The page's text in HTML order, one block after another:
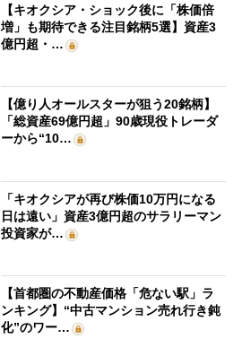
【キオクシア・ショック後に「株価倍
増」も期待できる注目銘柄5選】資産3
億円超・…
【億り人オールスターが狙う20銘柄】
「総資産69億円超」90歳現役トレーダ
ーから“10…
「キオクシアが再び株価10万円になる
日は遠い」資産3億円超のサラリーマン
投資家が…
【首都圏の不動産価格「危ない駅」ラ
ンキング】“中古マンション売れ行き鈍
化”のワー…